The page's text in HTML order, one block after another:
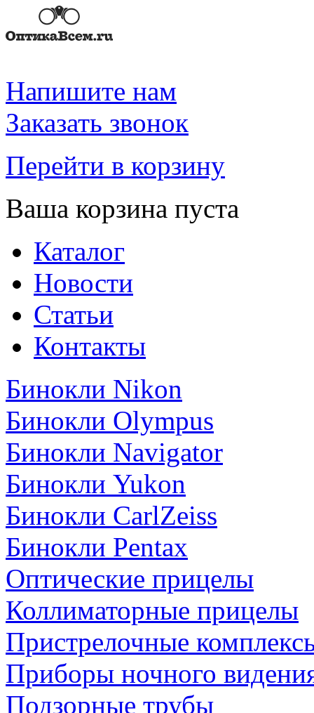
Напишите нам
Заказать звонок
Перейти в корзину
Ваша корзина пуста
Каталог
Новости
Статьи
Контакты
Бинокли Nikon
Бинокли Olympus
Бинокли Navigator
Бинокли Yukon
Бинокли CarlZeiss
Бинокли Pentax
Оптические прицелы
Коллиматорные прицелы
Пристрелочные
Приборы ночного
Подзорные трубы